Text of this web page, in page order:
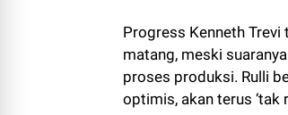
Progress Kenneth
matang, meski
proses produksi. Rulli
optimis, akan terus ‘tak